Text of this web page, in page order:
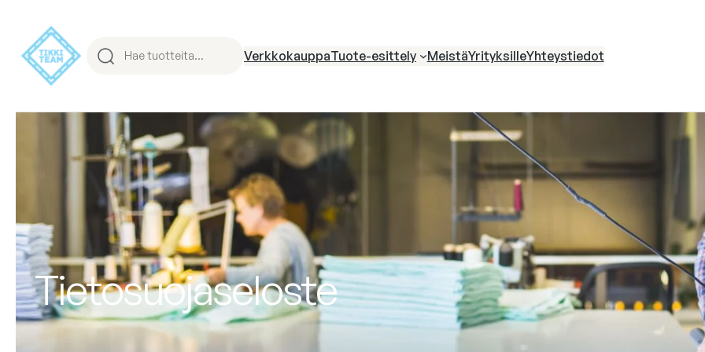
VerkkokauppaTuote-esittely MeistäYrityksilleYhteystiedot
Tietosuojaseloste